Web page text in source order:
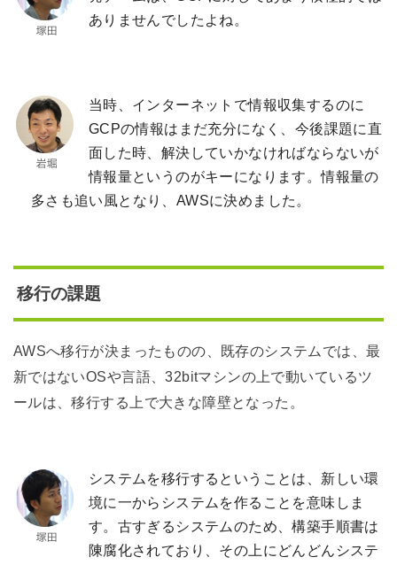
ありませんでしたよね。
当時、インターネットで情報収集するのに
GCPの情報はまだ充分になく、今後課題に直
面した時、解決していかなければならないが
情報量というのがキーになります。情報量の
多さも追い風となり、AWSに決めました。
移行の課題
AWSへ移行が決まったものの、既存のシステムでは、最
新ではないOSや言語、32bitマシンの上で動いているツ
ールは、移行する上で大きな障壁となった。
システムを移行するということは、新しい環
境に一からシステムを作ることを意味しま
す。古すぎるシステムのため、構築手順書は
陳腐化されており、その上にどんどんシステ